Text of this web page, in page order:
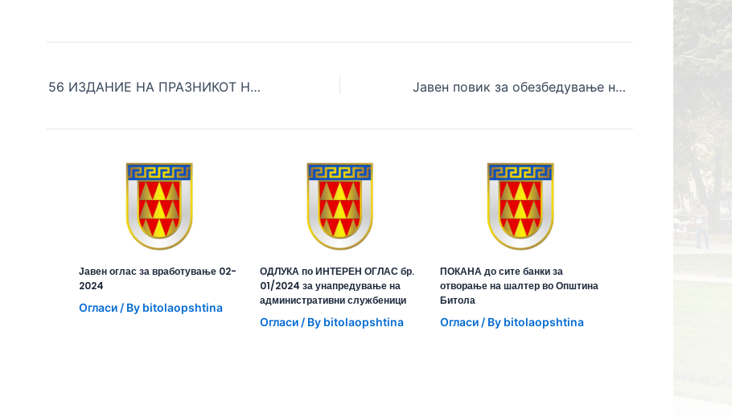
56 ИЗДАНИЕ НА ПРАЗНИКОТ НА МИМОЗИТЕ ВО ЗБРАТИМЕНИОТ ГРАД ХЕРЦЕГ НОВИ Јавен повик за обезбедување на услуга – Обука на лични асистенти за лица со попреченост
Јавен оглас за вработување 02-
2024
Огласи / By bitolaopshtina
ОДЛУКА по ИНТЕРЕН ОГЛАС бр.
01/2024 за унапредување на
административни службеници
Огласи/ By bitolaopshtina
ПОКАНА до сите банки за
отворање на шалтер во Општина
Битола
Огласи / By bitolaopshtina